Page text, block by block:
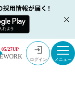
05/27UP
EWORK ログイン
9月採用